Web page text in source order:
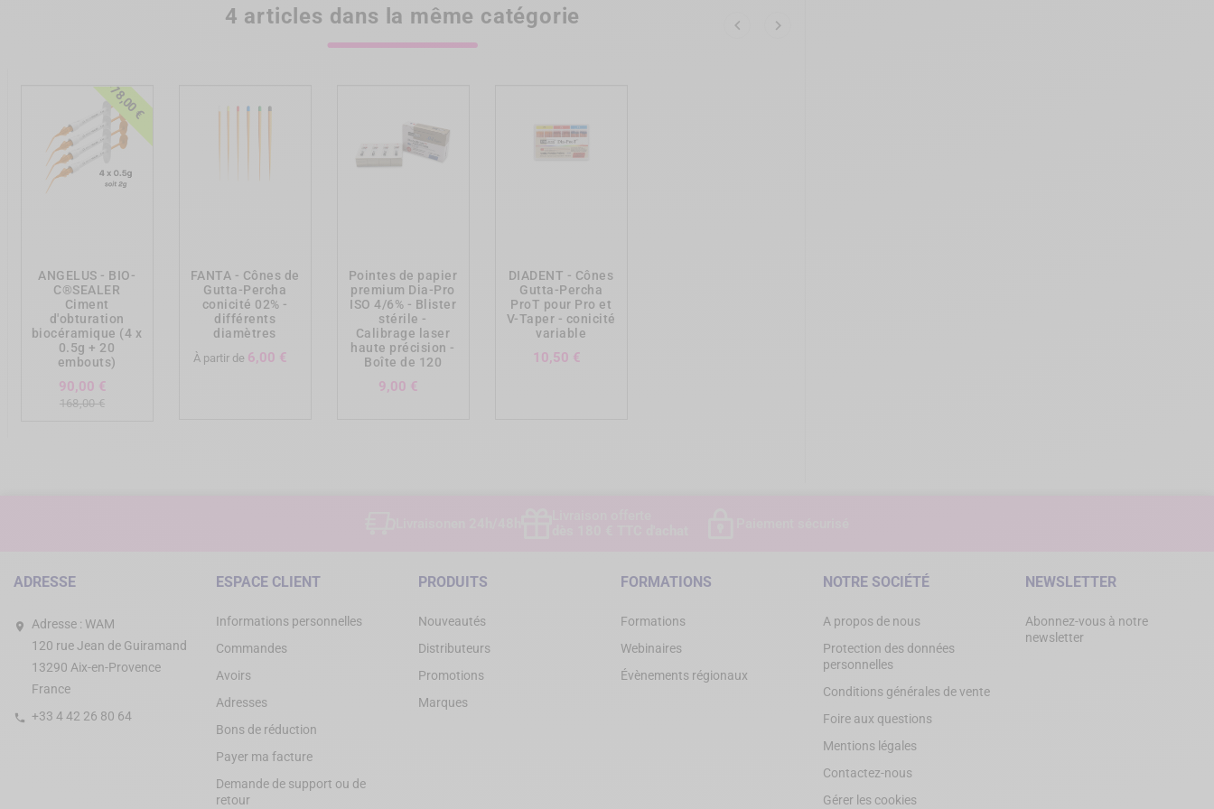
4 articles dans la même catégorie  
-78,00 €
ANGELUS - BIO-
C®SEALER
Ciment
d'obturation
biocéramique (4 x
0.5g + 20
embouts)
90,00 €
168,00 €
FANTA - Cônes de
Gutta-Percha
conicité 02% -
différents
diamètres
À partir de 6,00 €
Pointes de papier
premium Dia-Pro
ISO 4/6% - Blister
stérile -
Calibrage laser
haute précision -
Boîte de 120
9,00 €
DIADENT - Cônes
Gutta-Percha
ProT pour Pro et
V-Taper - conicité
variable
10,50 €
ADRESSE
Adresse : WAM
120 rue Jean de Guiramand
13290 Aix-en-Provence
France
+33 4 42 26 80 64
ESPACE CLIENT
Informations personnelles
Commandes
Avoirs
Adresses
Bons de réduction
Payer ma facture
Demande de support ou de
retour
PRODUITS
Nouveautés
Distributeurs
Promotions
Marques
FORMATIONS
Formations
Webinaires
Évènements régionaux
NOTRE SOCIÉTÉ
A propos de nous
Protection des données
personnelles
Conditions générales de vente
Foire aux questions
Mentions légales
Contactez-nous
Gérer les cookies
NEWSLETTER
Abonnez-vous à notre
newsletter